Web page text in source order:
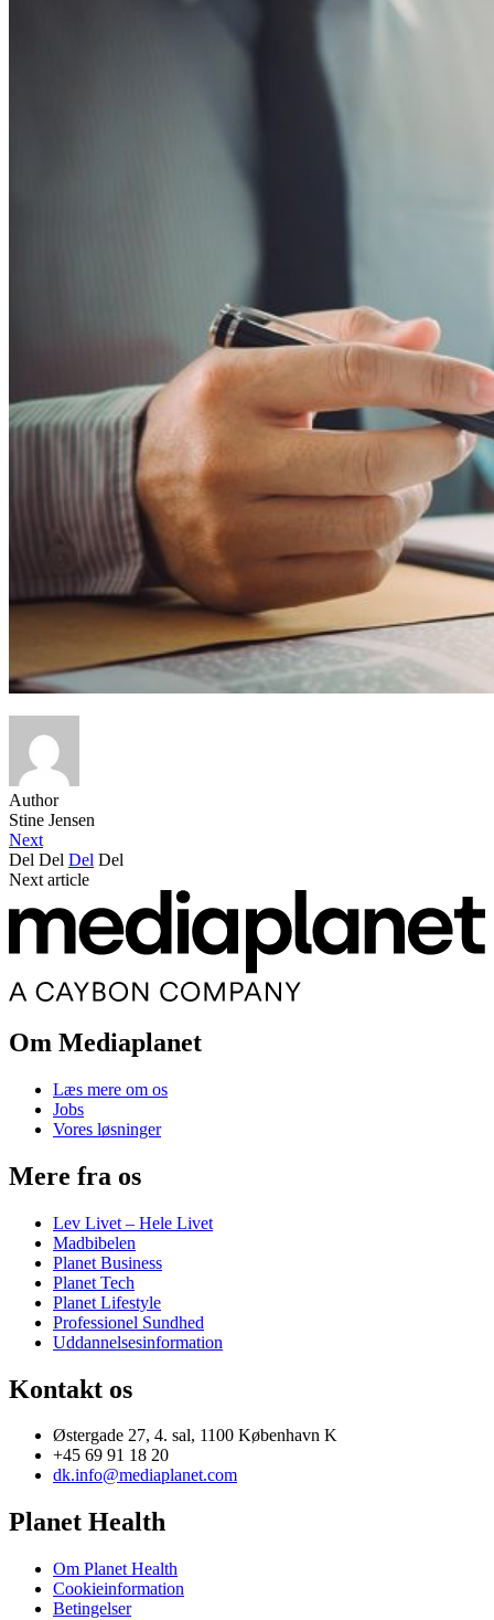
Author
Stine Jensen
Next
Del Del Del Del
Next article
Om Mediaplanet
Læs mere om os
Jobs
Vores løsninger
Mere fra os
Lev Livet – Hele Livet
Madbibelen
Planet Business
Planet Tech
Planet Lifestyle
Professionel Sundhed
Uddannelsesinformation
Kontakt os
Østergade 27, 4. sal, 1100 København K
+45 69 91 18 20
dk.info@mediaplanet.com
Planet Health
Om Planet Health
Cookieinformation
Betingelser